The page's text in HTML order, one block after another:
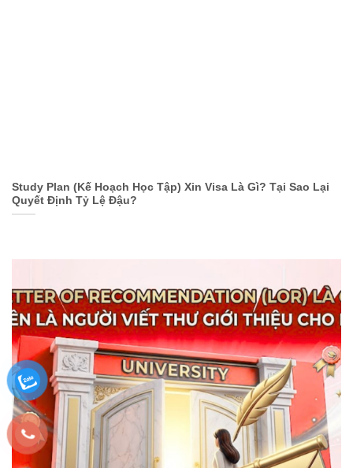
Study Plan (Kế Hoạch Học Tập) Xin Visa Là Gì? Tại Sao Lại
Quyết Định Tỷ Lệ Đậu?